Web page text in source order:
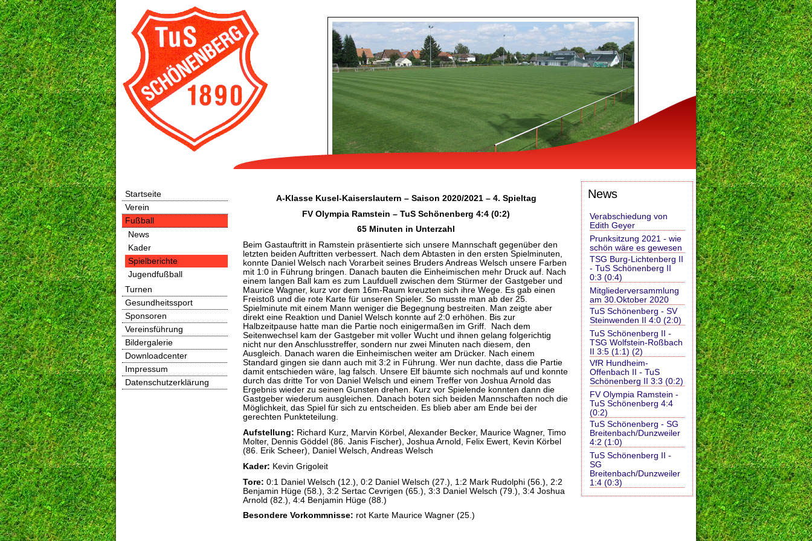
Startseite
Verein
Fußball
News
Kader
Spielberichte
Jugendfußball
Turnen
Gesundheitssport
Sponsoren
Vereinsführung
Bildergalerie
Downloadcenter
Impressum
Datenschutzerklärung
A-Klasse Kusel-Kaiserslautern – Saison 2020/2021 – 4. Spieltag
FV Olympia Ramstein – TuS Schönenberg 4:4 (0:2)
65 Minuten in Unterzahl
Beim Gastauftritt in Ramstein präsentierte sich unsere Mannschaft gegenüber den
letzten beiden Auftritten verbessert. Nach dem Abtasten in den ersten Spielminuten,
konnte Daniel Welsch nach Vorarbeit seines Bruders Andreas Welsch unsere Farben
mit 1:0 in Führung bringen. Danach bauten die Einheimischen mehr Druck auf. Nach
einem langen Ball kam es zum Laufduell zwischen dem Stürmer der Gastgeber und
Maurice Wagner, kurz vor dem 16m-Raum kreuzten sich ihre Wege. Es gab einen
Freistoß und die rote Karte für unseren Spieler. So musste man ab der 25.
Spielminute mit einem Mann weniger die Begegnung bestreiten. Man zeigte aber
direkt eine Reaktion und Daniel Welsch konnte auf 2:0 erhöhen. Bis zur
Halbzeitpause hatte man die Partie noch einigermaßen im Griff. Nach dem
Seitenwechsel kam der Gastgeber mit voller Wucht und ihnen gelang folgerichtig
nicht nur den Anschlusstreffer, sondern nur zwei Minuten nach diesem, den
Ausgleich. Danach waren die Einheimischen weiter am Drücker. Nach einem
Standard gingen sie dann auch mit 3:2 in Führung. Wer nun dachte, dass die Partie
damit entschieden wäre, lag falsch. Unsere Elf bäumte sich nochmals auf und konnte
durch das dritte Tor von Daniel Welsch und einem Treffer von Joshua Arnold das
Ergebnis wieder zu seinen Gunsten drehen. Kurz vor Spielende konnten dann die
Gastgeber wiederum ausgleichen. Danach boten sich beiden Mannschaften noch die
Möglichkeit, das Spiel für sich zu entscheiden. Es blieb aber am Ende bei der
gerechten Punkteteilung.
Aufstellung: Richard Kurz, Marvin Körbel, Alexander Becker, Maurice Wagner, Timo
Molter, Dennis Göddel (86. Janis Fischer), Joshua Arnold, Felix Ewert, Kevin Körbel
(86. Erik Scheer), Daniel Welsch, Andreas Welsch
Kader: Kevin Grigoleit
Tore: 0:1 Daniel Welsch (12.), 0:2 Daniel Welsch (27.), 1:2 Mark Rudolphi (56.), 2:2
Benjamin Hüge (58.), 3:2 Sertac Cevrigen (65.), 3:3 Daniel Welsch (79.), 3:4 Joshua
Arnold (82.), 4:4 Benjamin Hüge (88.)
Besondere Vorkommnisse: rot Karte Maurice Wagner (25.)
News
Verabschiedung von
Edith Geyer
Prunksitzung 2021 - wie
schön wäre es gewesen
TSG Burg-Lichtenberg II
- TuS Schönenberg II
0:3 (0:4)
Mitgliederversammlung
am 30.Oktober 2020
TuS Schönenberg - SV
Steinwenden II 4:0 (2:0)
TuS Schönenberg II -
TSG Wolfstein-Roßbach
II 3:5 (1:1) (2)
VfR Hundheim-
Offenbach II - TuS
Schönenberg II 3:3 (0:2)
FV Olympia Ramstein -
TuS Schönenberg 4:4
(0:2)
TuS Schönenberg - SG
Breitenbach/Dunzweiler
4:2 (1:0)
TuS Schönenberg II -
SG
Breitenbach/Dunzweiler
1:4 (0:3)